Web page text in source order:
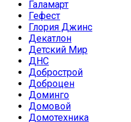
Галамарт
Гефест
Глория Джинс
Декатлон
Детский Мир
ДНС
Добрострой
Доброцен
Доминго
Домовой
Домотехника